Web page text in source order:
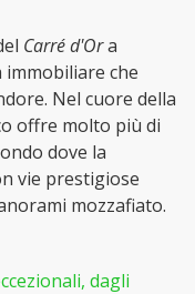
Carré d'Ora
che
Nel cuore della
offre molto più di
dove la
vie prestigiose
mozzafiato.
dagli